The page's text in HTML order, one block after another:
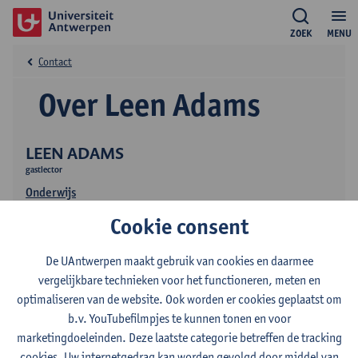
MENU
ZOEK
LEEN ADAMS
gastlector
Onderwijs
Over Leen Adams
Contact
Contact
Cookie consent
De UAntwerpen maakt gebruik van cookies en daarmee
vergelijkbare technieken voor het functioneren, meten en
optimaliseren van de website. Ook worden er cookies geplaatst om
b.v. YouTubefilmpjes te kunnen tonen en voor
marketingdoeleinden. Deze laatste categorie betreffen de tracking